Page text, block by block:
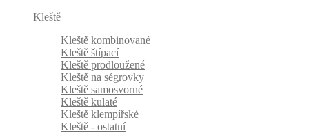
Kleště
Kleště kombinované
Kleště štípací
Kleště prodloužené
Kleště na ségrovky
Kleště samosvorné
Kleště kulaté
Kleště klempířské
Kleště - ostatní